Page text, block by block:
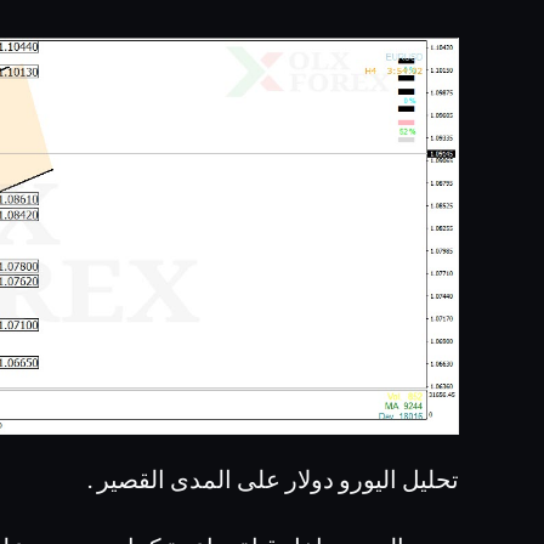
تحليل اليورو دولار على المدى القصير .